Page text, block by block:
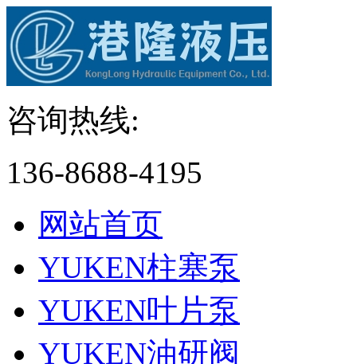
咨询热线:
136-8688-4195
网站首页
YUKEN柱塞泵
YUKEN叶片泵
YUKEN油研阀